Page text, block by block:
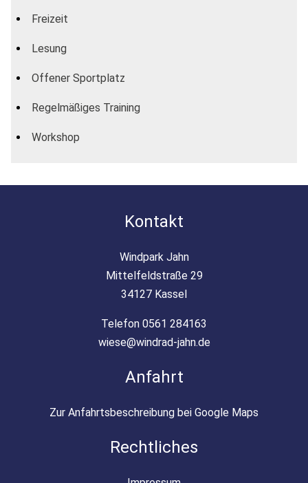
Freizeit
Lesung
Offener Sportplatz
Regelmäßiges Training
Workshop
Kontakt
Windpark Jahn
Mittelfeldstraße 29
34127 Kassel
Telefon 0561 284163
wiese@windrad-jahn.de
Anfahrt
Zur Anfahrtsbeschreibung bei Google Maps
Rechtliches